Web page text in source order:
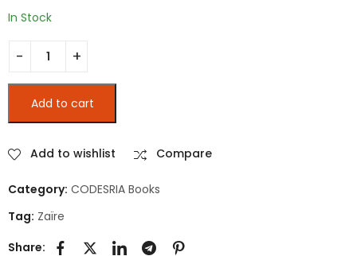
In Stock
Le Zaïre : Vers quelles destinées ? quantity
Add to cart
Add to wishlist Compare
Category: CODESRIA Books
Tag: Zaïre
Share: